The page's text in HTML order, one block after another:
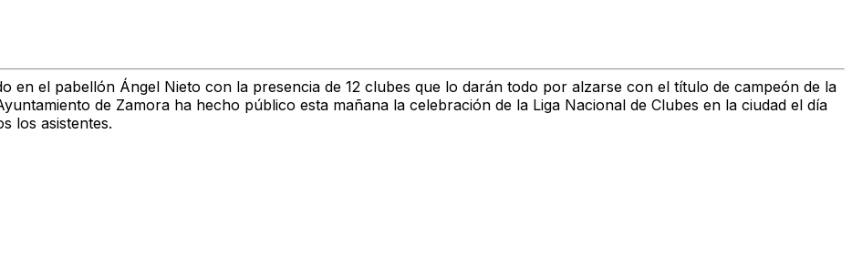
en el pabellón Ángel Nieto con la presencia de 12 clubes que lo darán todo por alzarse con el título de campeón de la
de Zamora ha hecho público esta mañana la celebración de la Liga Nacional de Clubes en la ciudad el día
los asistentes.